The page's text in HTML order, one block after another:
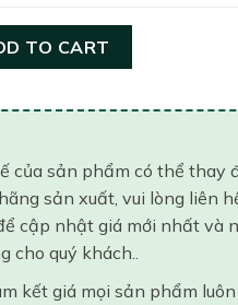
TO CART
của sản phẩm có thể thay
sản xuất, vui lòng liên
cập nhật giá mới nhất và
cho quý khách..
kết giá mọi sản phẩm